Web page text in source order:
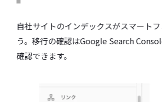
自社サイトのインデックスがスマート
う。移行の確認はGoogle Search
確認できます。